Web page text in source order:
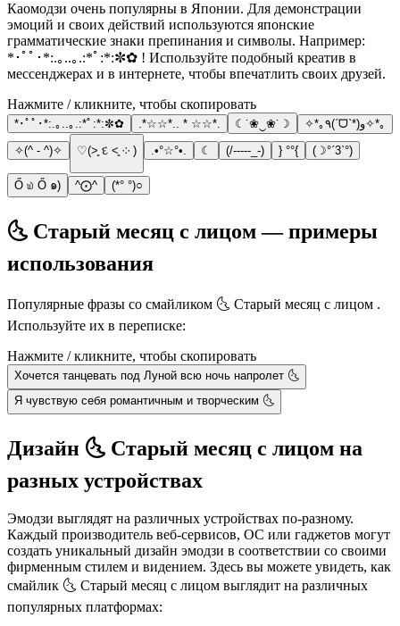
Каомодзи очень популярны в Японии. Для демонстрации
эмоций и своих действий используются японские
грамматические знаки препинания и символы. Например:
*･ﾟﾟ･*:.｡..｡.:*ﾟ:*:✼✿ ! Используйте подобный креатив в
мессенджерах и в интернете, чтобы впечатлить своих друзей.
Нажмите / кликните, чтобы скопировать
*･ﾟﾟ･*:.｡..｡.:*ﾟ:*:✼✿ .*☆☆*.. * ☆☆*. ☾˙❀‿❀˙☽
✧*｡٩(ˊᗜˋ*)و✧*｡
✧(^ - ^)✧
♡(˃͈ દ ˂͈ ༶ ) .•°☆°•. ☾ (/-----_-) } °°{ (☽°ˊ3ˋ°)
Ő ௰ Ő ๑) ^⨀^ (*° °)○
🌜 Старый месяц с лицом — примеры
использования
Популярные фразы со смайликом 🌜 Старый месяц с лицом .
Используйте их в переписке:
Нажмите / кликните, чтобы скопировать
Хочется танцевать под Луной всю ночь напролет 🌜
Я чувствую себя романтичным и творческим 🌜
Дизайн 🌜 Старый месяц с лицом на
разных устройствах
Эмодзи выглядят на различных устройствах по-разному.
Каждый производитель веб-сервисов, ОС или гаджетов могут
создать уникальный дизайн эмодзи в соответствии со своими
фирменным стилем и видением. Здесь вы можете увидеть, как
смайлик 🌜 Старый месяц с лицом выглядит на различных
популярных платформах: